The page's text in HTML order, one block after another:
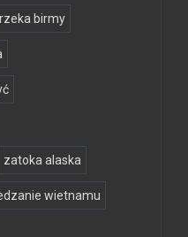
rzeka birmy
zatoka alaska
wietnamu